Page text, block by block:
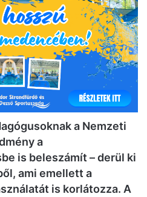
a Nemzeti
a
is beleszámít – derül ki
ami emellett a
is korlátozza. A